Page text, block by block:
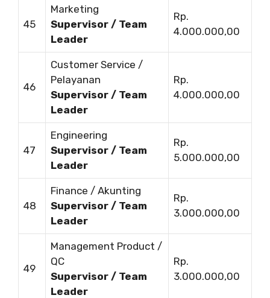
45
Marketing
Supervisor / Team
Leader
Rp.
4.000.000,00
46
Customer Service /
Pelayanan
Supervisor / Team
Leader
Rp.
4.000.000,00
47
Engineering
Supervisor / Team
Leader
Rp.
5.000.000,00
48
Finance / Akunting
Supervisor / Team
Leader
Rp.
3.000.000,00
49
Management Product /
QC
Supervisor / Team
Leader
Rp.
3.000.000,00